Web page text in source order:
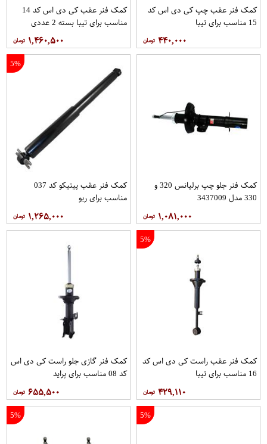
کمک فنر عقب چپ کی دی اس کد
15 مناسب برای تیبا
۴۴۰,۰۰۰
کمک فنر عقب کی دی اس کد 14
مناسب برای تیبا بسته 2 عددی
۱,۴۶۰,۵۰۰
کمک فنر جلو چپ برلیانس 320 و
330 مدل 3437009
۱,۰۸۱,۰۰۰
5%
کمک فنر عقب پیتیکو کد 037
مناسب برای ریو
۱,۲۶۵,۰۰۰
5%
کمک فنر عقب راست کی دی اس کد
16 مناسب برای تیبا
۴۲۹,۱۱۰
کمک فنر گازی جلو راست کی دی اس
کد 08 مناسب برای پراید
۶۵۵,۵۰۰
5%
5%